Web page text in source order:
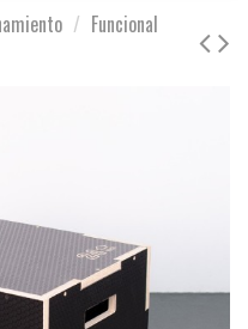
Funcional